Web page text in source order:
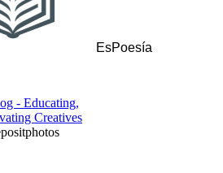
EsPoesía